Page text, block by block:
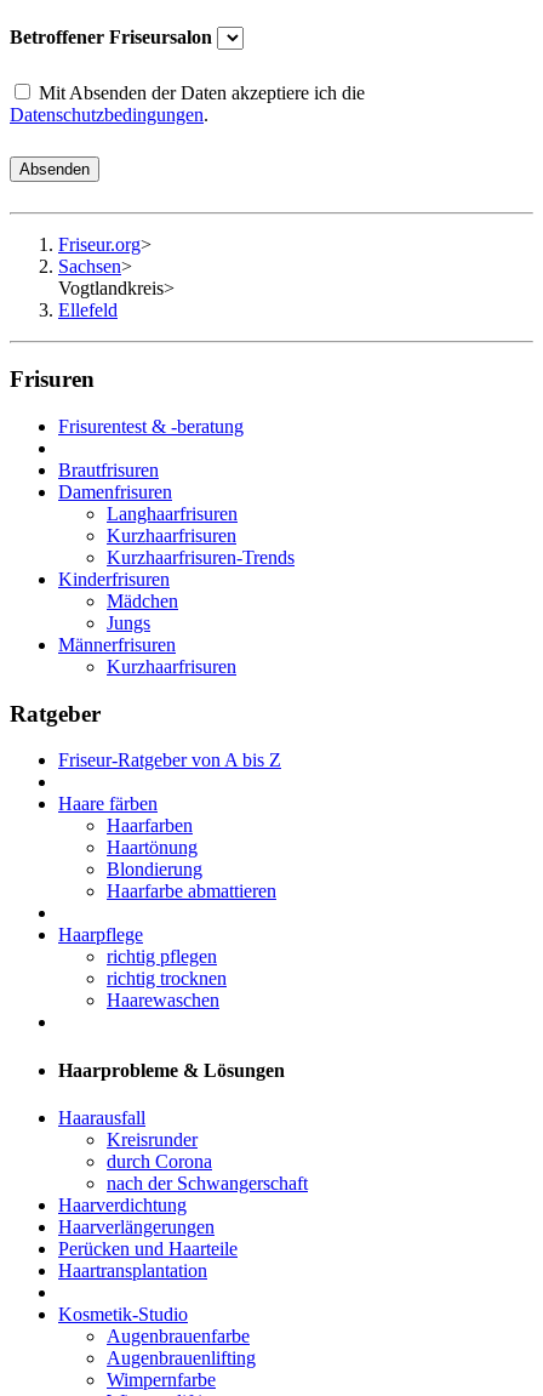
Betroffener Friseursalon
Mit Absenden der Daten akzeptiere ich die
Datenschutzbedingungen.
Absenden
Friseur.org>
Sachsen>
Vogtlandkreis>
Ellefeld
Frisuren
Frisurentest & -beratung
Brautfrisuren
Damenfrisuren
Langhaarfrisuren
Kurzhaarfrisuren
Kurzhaarfrisuren-Trends
Kinderfrisuren
Mädchen
Jungs
Männerfrisuren
Kurzhaarfrisuren
Ratgeber
Friseur-Ratgeber von A bis Z
Haare färben
Haarfarben
Haartönung
Blondierung
Haarfarbe abmattieren
Haarpflege
richtig pflegen
richtig trocknen
Haarewaschen
Haarprobleme & Lösungen
Haarausfall
Kreisrunder
durch Corona
nach der Schwangerschaft
Haarverdichtung
Haarverlängerungen
Perücken und Haarteile
Haartransplantation
Kosmetik-Studio
Augenbrauenfarbe
Augenbrauenlifting
Wimpernfarbe